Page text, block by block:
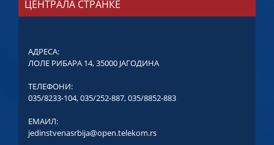
ЦЕНТРАЛА СТРАНКЕ
АДРЕСА:
ЛОЛЕ РИБАРА 14, 35000 ЈАГОДИНА
ТЕЛЕФОНИ:
035/8233-104,035/252-887,035/8852-883
ЕМАИЛ:
jedinstvenasrbija@open.telekom.rs